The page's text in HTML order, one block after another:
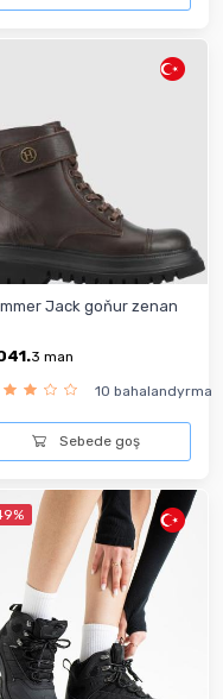
Jack goňur zenan
3 man
10 bahalandyrma
Sebede goş